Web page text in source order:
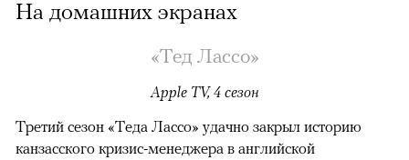
На домашних экранах
«Тед Лассо»
Apple TV, 4 сезон
Третий сезон «Теда Лассо» удачно закрыл историю
канзасского кризис-менеджера в английской